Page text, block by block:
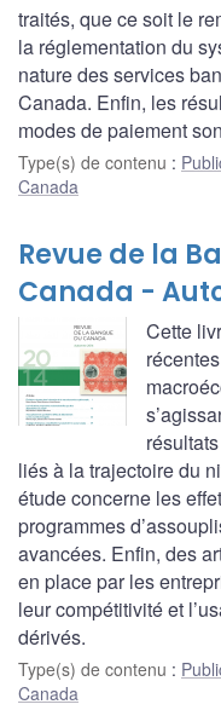
traités, que ce soit le
la réglementation du
nature des services
Canada. Enfin, les
modes de paiement
Type(s) de contenu :
Canada
Revue de la
Canada -
Cette
liés à la trajectoire du
étude concerne les
programmes
avancées. Enfin, des
en place par les
leur compétitivité et
dérivés.
Type(s) de contenu :
Canada